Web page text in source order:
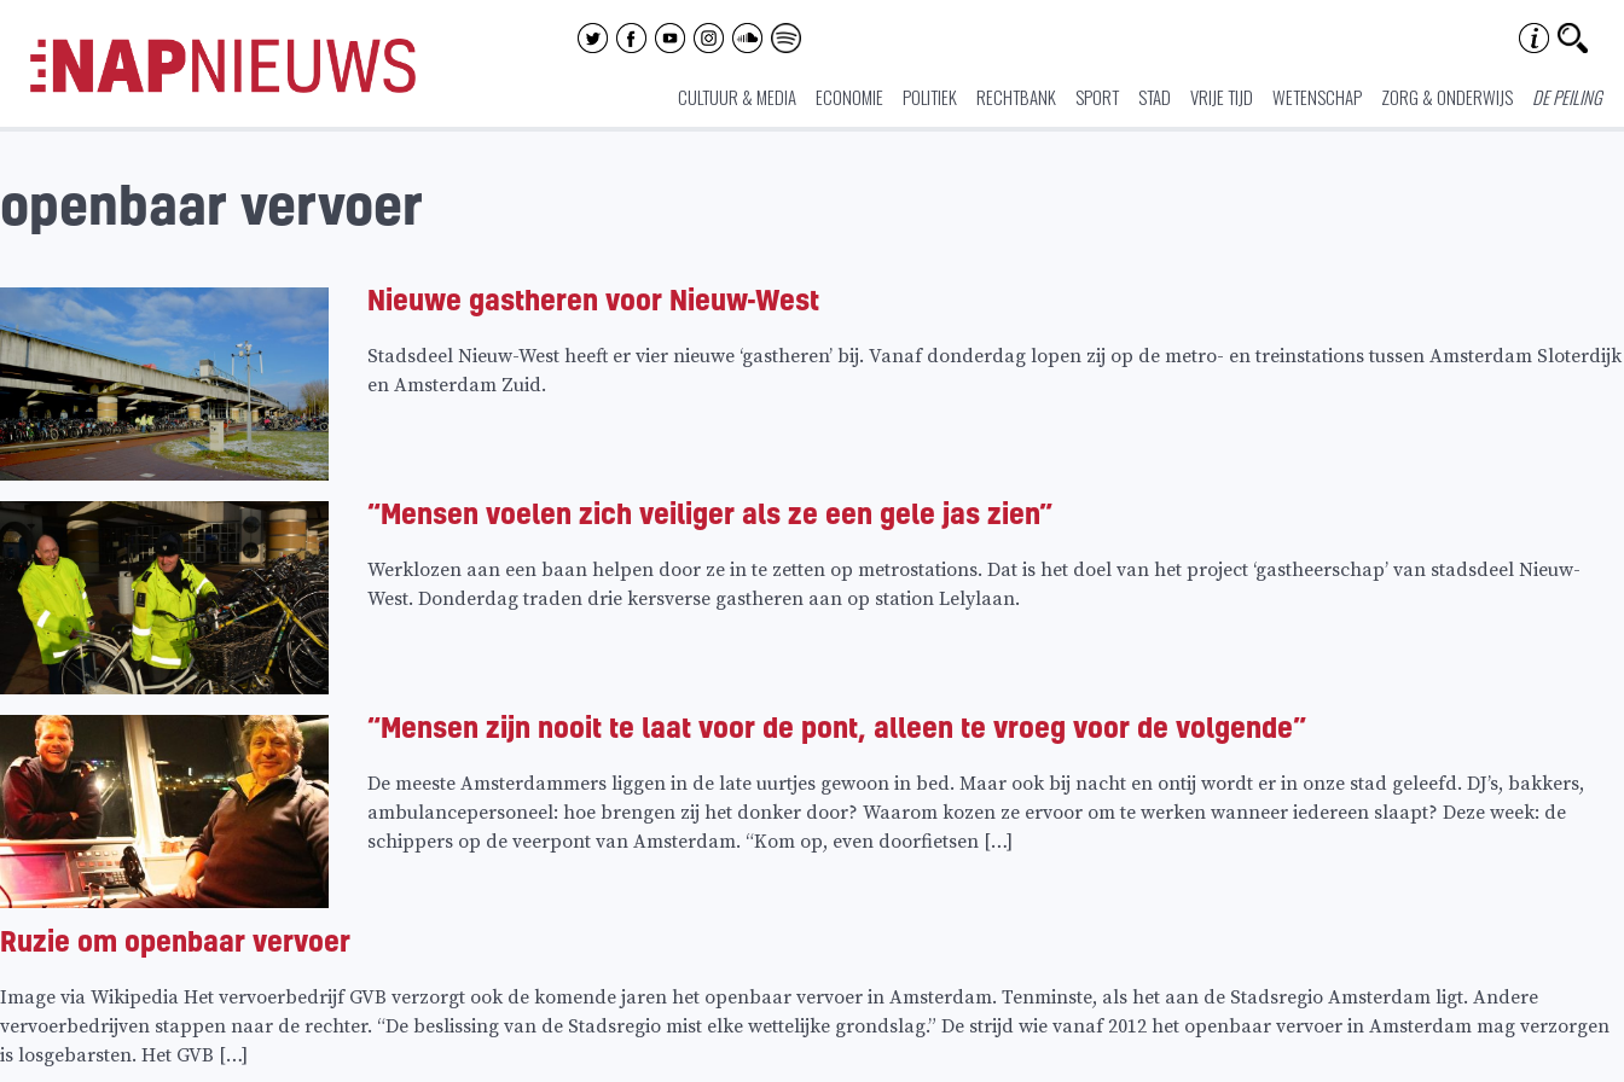
naar
inhoud
CULTUUR & MEDIA ECONOMIE POLITIEK RECHTBANK SPORT STAD VRIJE TIJD WETENSCHAP ZORG & ONDERWIJS DE PEILING
openbaar vervoer
Nieuwe gastheren voor Nieuw-West
Stadsdeel Nieuw-West heeft er vier nieuwe ‘gastheren’ bij. Vanaf donderdag lopen zij op de metro- en treinstations tussen Amsterdam Sloterdijk
en Amsterdam Zuid.
“Mensen voelen zich veiliger als ze een gele jas zien”
Werklozen aan een baan helpen door ze in te zetten op metrostations. Dat is het doel van het project ‘gastheerschap’ van stadsdeel Nieuw-
West. Donderdag traden drie kersverse gastheren aan op station Lelylaan.
“Mensen zijn nooit te laat voor de pont, alleen te vroeg voor de volgende”
De meeste Amsterdammers liggen in de late uurtjes gewoon in bed. Maar ook bij nacht en ontij wordt er in onze stad geleefd. DJ’s, bakkers,
ambulancepersoneel: hoe brengen zij het donker door? Waarom kozen ze ervoor om te werken wanneer iedereen slaapt? Deze week: de
schippers op de veerpont van Amsterdam. “Kom op, even doorfietsen […]
Ruzie om openbaar vervoer
Image via Wikipedia Het vervoerbedrijf GVB verzorgt ook de komende jaren het openbaar vervoer in Amsterdam. Tenminste, als het aan de Stadsregio Amsterdam ligt. Andere
vervoerbedrijven stappen naar de rechter. “De beslissing van de Stadsregio mist elke wettelijke grondslag.” De strijd wie vanaf 2012 het openbaar vervoer in Amsterdam mag verzorgen
is losgebarsten. Het GVB […]